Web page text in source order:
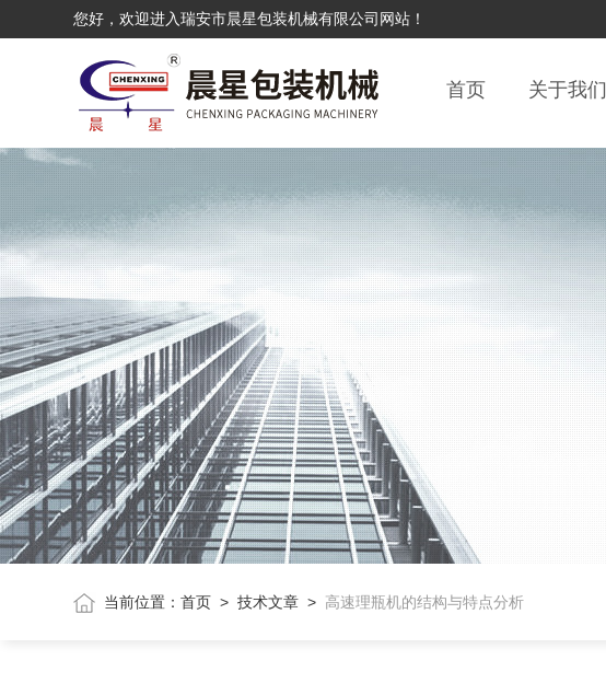
您好，欢迎进入瑞安市晨星包装机械有限公司网站！
首页 关于我们
当前位置：首页 >技术文章 > 高速理瓶机的结构与特点分析